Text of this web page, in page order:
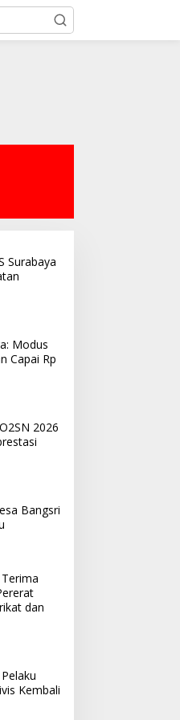
Surabaya
Modus
Capai Rp
2026
Bangsri
dan
Kembali